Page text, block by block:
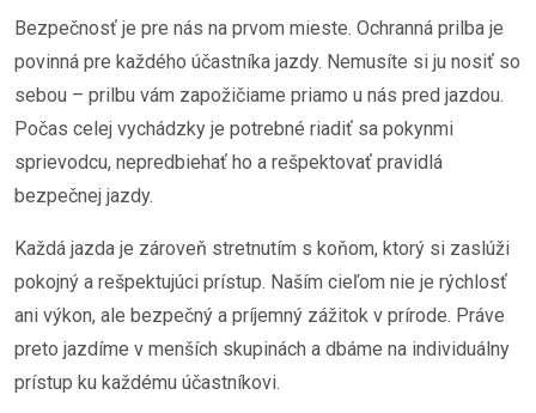
Bezpečnosť je pre nás na prvom mieste. Ochranná prilba je
povinná pre každého účastníka jazdy. Nemusíte si ju nosiť so
sebou – prilbu vám zapožičiame priamo u nás pred jazdou.
Počas celej vychádzky je potrebné riadiť sa pokynmi
sprievodcu, nepredbiehať ho a rešpektovať pravidlá
bezpečnej jazdy.
Každá jazda je zároveň stretnutím s koňom, ktorý si zaslúži
pokojný a rešpektujúci prístup. Naším cieľom nie je rýchlosť
ani výkon, ale bezpečný a príjemný zážitok v prírode. Práve
preto jazdíme v menších skupinách a dbáme na individuálny
prístup ku každému účastníkovi.